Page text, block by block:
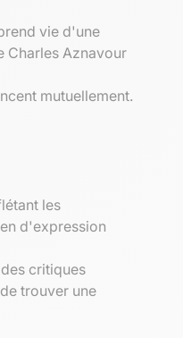
vie d'une
Charles Aznavour
mutuellement.
les
d'expression
critiques
trouver une